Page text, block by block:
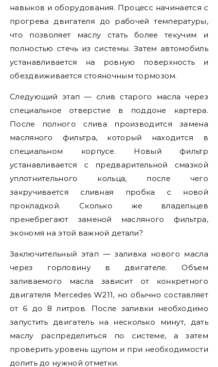
навыков и оборудования. Процесс начинается с
прогрева двигателя до рабочей температуры,
что позволяет маслу стать более текучим и
полностью стечь из системы. Затем автомобиль
устанавливается на ровную поверхность и
обездвиживается стояночным тормозом.
Следующий этап — слив старого масла через
специальное отверстие в поддоне картера.
После полного слива производится замена
масляного фильтра, который находится в
специальном корпусе. Новый фильтр
устанавливается с предварительной смазкой
уплотнительного кольца, после чего
закручивается сливная пробка с новой
прокладкой. Сколько же владельцев
пренебрегают заменой масляного фильтра,
экономя на этой важной детали?
Заключительный этап — заливка нового масла
через горловину в двигателе. Объем
заливаемого масла зависит от конкретного
двигателя Mercedes W211, но обычно составляет
от 6 до 8 литров. После заливки необходимо
запустить двигатель на несколько минут, дать
маслу распределиться по системе, а затем
проверить уровень щупом и при необходимости
долить до нужной отметки.